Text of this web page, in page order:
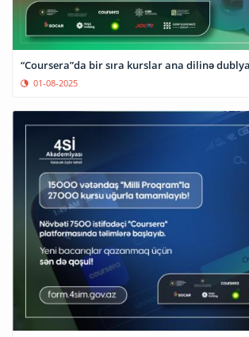
“Coursera”da bir sıra kurslar ana dilinə
01-08-2025